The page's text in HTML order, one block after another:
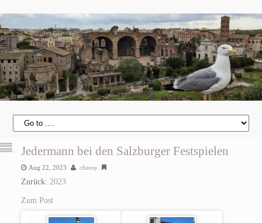
Jedermann bei den Salzburger Festspielen
Aug 22, 2023 cheesy
Zurück: 2023
Zum Post